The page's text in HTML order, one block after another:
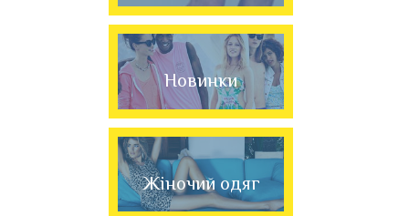
Новинки
Жіночий одяг